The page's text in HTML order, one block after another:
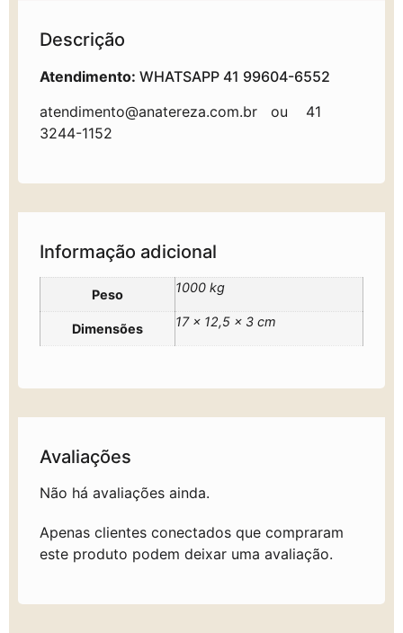
Descrição
Atendimento: WHATSAPP 41 99604-6552
atendimento@anatereza.com.br ou 41
3244-1152
Informação adicional
Peso 1000 kg
Dimensões 17 × 12,5 × 3 cm
Avaliações
Não há avaliações ainda.
Apenas clientes conectados que compraram
este produto podem deixar uma avaliação.